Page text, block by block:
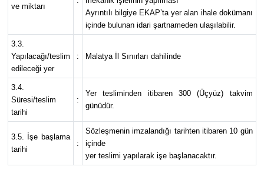
ve miktarı
Ayrıntılı bilgiye EKAP’ta yer alan ihale dokümanı
içinde bulunan idari şartnameden ulaşılabilir.
3.3.
Yapılacağı/teslim
edileceği yer
: Malatya İl Sınırları dahilinde
3.4.
Süresi/teslim
tarihi
:
Yer tesliminden itibaren 300 (Üçyüz) takvim
günüdür.
3.5. İşe başlama
tarihi
:
Sözleşmenin imzalandığı tarihten itibaren 10 gün
içinde
yer teslimi yapılarak işe başlanacaktır.